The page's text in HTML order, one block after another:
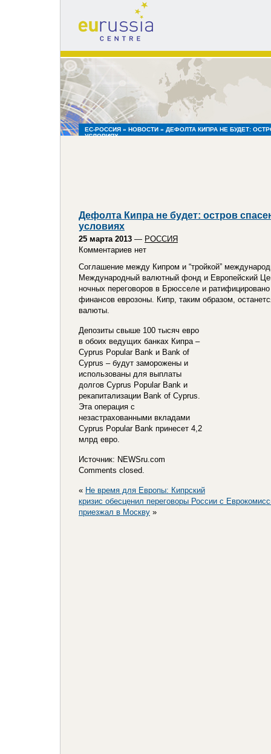
eurussia
centre
ЕС-РОССИЯ » НОВОСТИ » ДЕФОЛТА КИПРА НЕ БУДЕТ:
УСЛОВИЯХ
Дефолта Кипра не будет: остров
условиях
25 марта 2013 — РОССИЯ
Комментариев нет
Соглашение между Кипром и “тройкой”
Международный валютный фонд и Европейский
ночных переговоров в Брюсселе и
финансов еврозоны. Кипр, таким образом,
валюты.
Депозиты свыше 100 тысяч евро
в обоих ведущих банках Кипра –
Cyprus Popular Bank и Bank of
Cyprus – будут заморожены и
использованы для выплаты
долгов Cyprus Popular Bank и
рекапитализации Bank of Cyprus.
Эта операция с
незастрахованными вкладами
Cyprus Popular Bank принесет 4,2
млрд евро.
Источник: NEWSru.com
Comments closed.
« Не время для Европы: Кипрский
кризис обесценил переговоры России с
приезжал в Москву »